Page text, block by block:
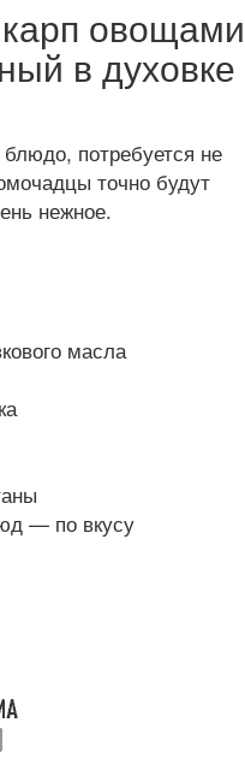
овощами
в духовке
потребуется не
точно будут
нежное.
масла
— по вкусу